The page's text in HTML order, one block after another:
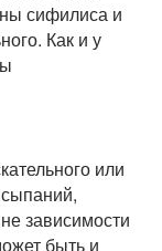
сифилиса и
Как и у
или
зависимости
быть и